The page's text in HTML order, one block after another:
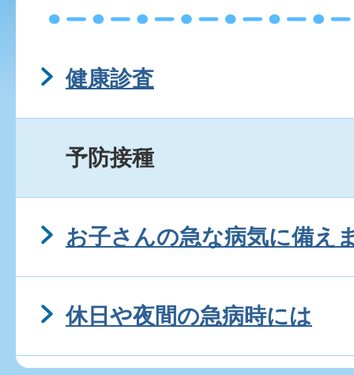
健康診査
予防接種
お子さんの急な病気に備え
休日や夜間の急病時には